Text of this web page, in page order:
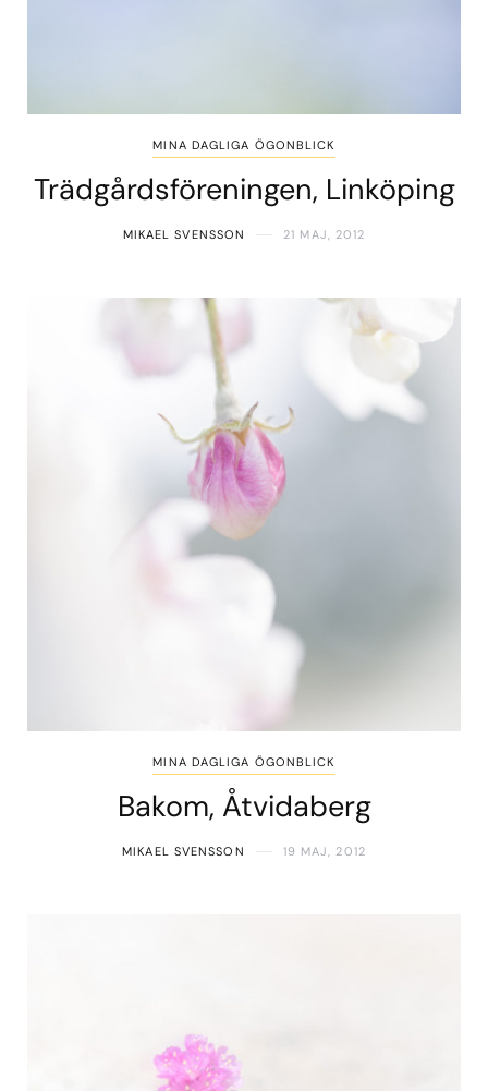
MINA DAGLIGA ÖGONBLICK
Trädgårdsföreningen, Linköping
MIKAEL SVENSSON 21 MAJ, 2012
MINA DAGLIGA ÖGONBLICK
Bakom, Åtvidaberg
MIKAEL SVENSSON 19 MAJ, 2012